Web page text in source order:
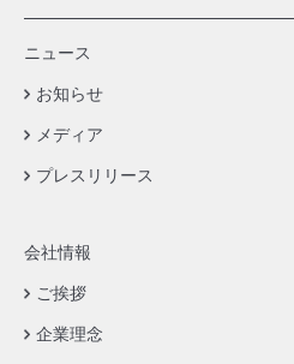
ニュース
お知らせ
メディア
プレスリリース
会社情報
ご挨拶
企業理念